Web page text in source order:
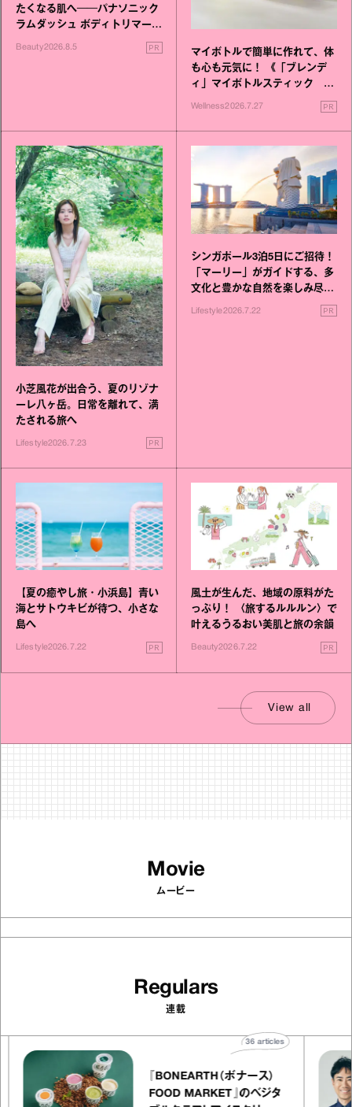
たくなる肌へ──パナソニック
ラムダッシュ ボディトリマーが
Beauty2026.8.5 PR
マイボトルで簡単に作れて、体
も心も元気に！ 《「ブレンデ
ィ」マイボトルスティック い
いこと毎日》シリーズが誕生
Wellness2026.7.27 PR
小芝風花が出合う、夏のリゾナ
ーレ八ヶ岳。日常を離れて、満
たされる旅へ
Lifestyle2026.7.23 PR
シンガポール3泊5日にご招待！
「マーリー」がガイドする、多
文化と豊かな自然を楽しみ尽く
Lifestyle2026.7.22 PR
【夏の癒やし旅・小浜島】青い
海とサトウキビが待つ、小さな
島へ
Lifestyle2026.7.22 PR
風土が生んだ、地域の原料がた
っぷり！ 〈旅するルルルン〉で
叶えるうるおい美肌と旅の余韻
Beauty2026.7.22 PR
View all
Movie
ムービー
Regulars
連載
『BONEARTH（ボナース）
FOOD MARKET』のベジタ
36articles